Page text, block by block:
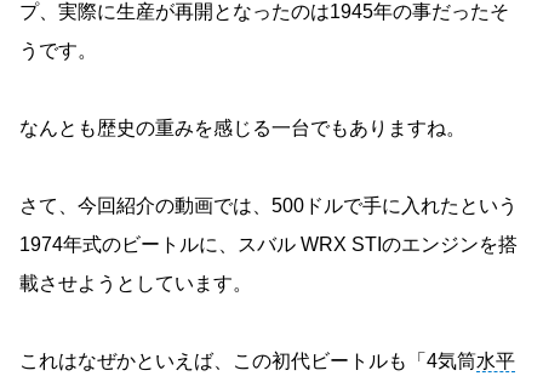
プ、実際に生産が再開となったのは1945年の事だったそ
うです。
なんとも歴史の重みを感じる一台でもありますね。
さて、今回紹介の動画では、500ドルで手に入れたという
1974年式のビートルに、スバル WRX STIのエンジンを搭
載させようとしています。
これはなぜかといえば、この初代ビートルも「4気筒水平